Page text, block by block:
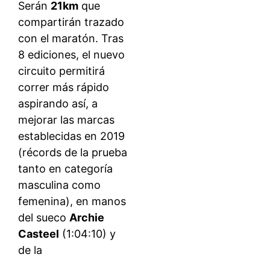
Serán 21km que
compartirán trazado
con el maratón. Tras
8 ediciones, el nuevo
circuito permitirá
correr más rápido
aspirando así, a
mejorar las marcas
establecidas en 2019
(récords de la prueba
tanto en categoría
masculina como
femenina), en manos
del sueco Archie
Casteel (1:04:10) y
de la